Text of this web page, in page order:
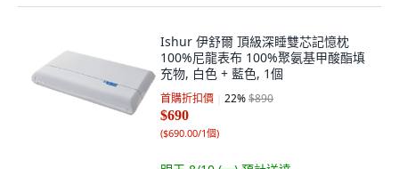
Ishur 伊舒爾 頂級深睡雙芯記憶枕
100%尼龍表布 100%聚氨基甲酸酯填
充物, 白色 + 藍色, 1個
首購折扣價 22%$890
$690
($690.00/1個)